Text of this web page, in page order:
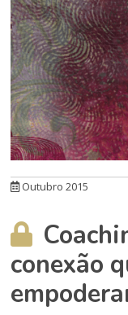
Outubro 2015
conexão